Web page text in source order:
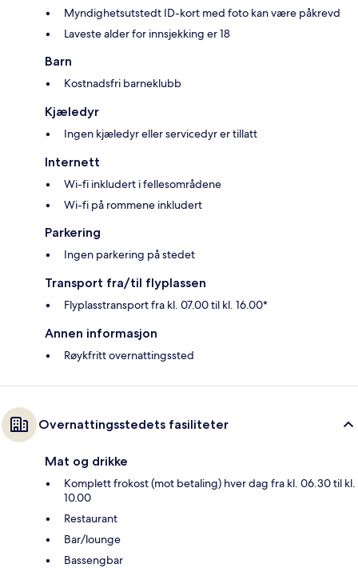
Myndighetsutstedt ID-kort med foto kan være påkrevd
Laveste alder for innsjekking er 18
Barn
Kostnadsfri barneklubb
Kjæledyr
Ingen kjæledyr eller servicedyr er tillatt
Internett
Wi-fi inkludert i fellesområdene
Wi-fi på rommene inkludert
Parkering
Ingen parkering på stedet
Transport fra/til flyplassen
Flyplasstransport fra kl. 07.00 til kl. 16.00*
Annen informasjon
Røykfritt overnattingssted
Overnattingsstedets fasiliteter
Mat og drikke
Komplett frokost (mot betaling) hver dag fra kl. 06.30 til kl.
10.00
Restaurant
Bar/lounge
Bassengbar